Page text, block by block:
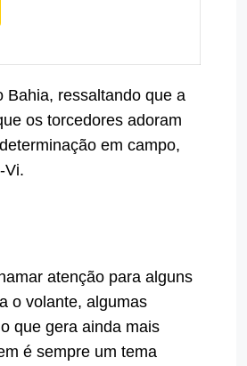
Bahia, ressaltando que a
os torcedores adoram
em campo,
Vi.
atenção para alguns
o volante, algumas
que gera ainda mais
é sempre um tema